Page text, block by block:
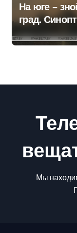
На юге –
град.
погоде на
Мы